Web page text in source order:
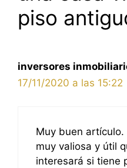
piso
inversores
17/11/2020 a las 15:22
Muy buen artículo.
muy valiosa y útil
interesará si tiene